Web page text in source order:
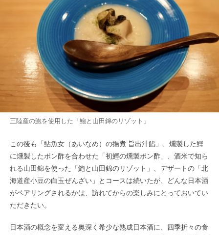
三陸産の鮑を使用した「鮑と山田錦のリゾット」
この後も「鮎魚女（あいなめ）の揚煮 旨出汁餡」、燻製した鰹
に燻製したポン酢を合わせた「初鰹の燻製ポン酢」、酒米で知ら
れる山田錦を使った「鮑と山田錦のリゾット」、デザートの「北
海道産小豆の白玉ぜんざい」とコースは続いたが、どんな日本酒
がペアリングされるかは、訪れてからの楽しみにとっておいてい
ただきたい。
日本酒の概念を変える奥深く希少な熟成日本酒に、四季折々の食